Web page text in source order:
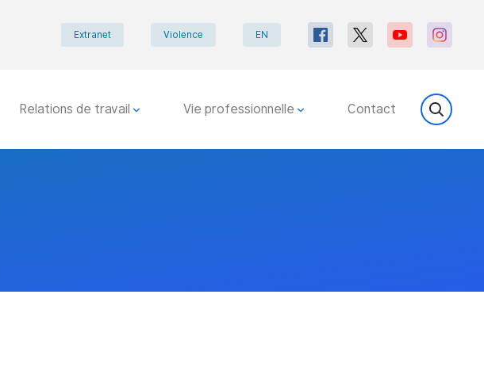
Extranet Violence EN
Relations de travail Vie professionnelle Contact